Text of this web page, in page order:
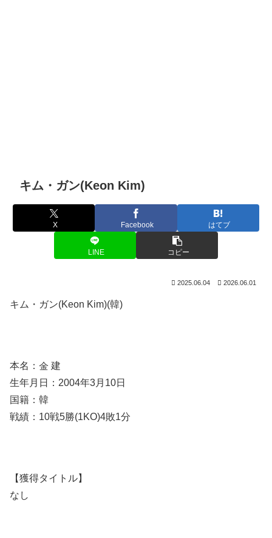
キム・ガン(Keon Kim)
X Facebook はてブ
LINE コピー
2025.06.04 2026.06.01
キム・ガン(Keon Kim)(韓)
本名：金 建
生年月日：2004年3月10日
国籍：韓
戦績：10戦5勝(1KO)4敗1分
【獲得タイトル】
なし